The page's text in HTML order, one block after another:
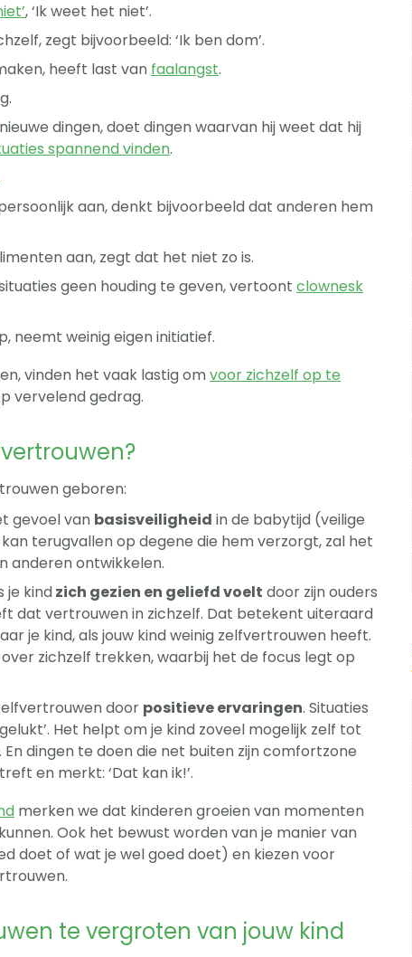
, ‘Ik weet het niet’.
zegt bijvoorbeeld: ‘Ik ben dom’.
heeft last van faalangst.
dingen, doet dingen waarvan hij weet dat hij
spannend vinden.
aan, denkt bijvoorbeeld dat anderen hem
aan, zegt dat het niet zo is.
geen houding te geven, vertoont clownesk
neemt weinig eigen initiatief.
vinden het vaak lastig omvoor zichzelf op te
vervelend gedrag.
geboren:
gevoel van basisveiligheid in de babytijd (veilige
terugvallen op degene die hem verzorgt, zal het
anderen ontwikkelen.
je kindzich gezien en geliefd voelt door zijn ouders
dat vertrouwen in zichzelf. Dat betekent uiteraard
je kind, als jouw kind weinig zelfvertrouwen heeft.
zichzelf trekken, waarbij het de focus legt op
door positieve ervaringen. Situaties
Het helpt om je kind zoveel mogelijk zelf tot
dingen te doen die net buiten zijn comfortzone
en merkt: ‘Dat kan ik!’.
merken we dat kinderen groeien van momenten
Ook het bewust worden van je manier van
doet of wat je wel goed doet) en kiezen voor
te vergroten van jouw kind